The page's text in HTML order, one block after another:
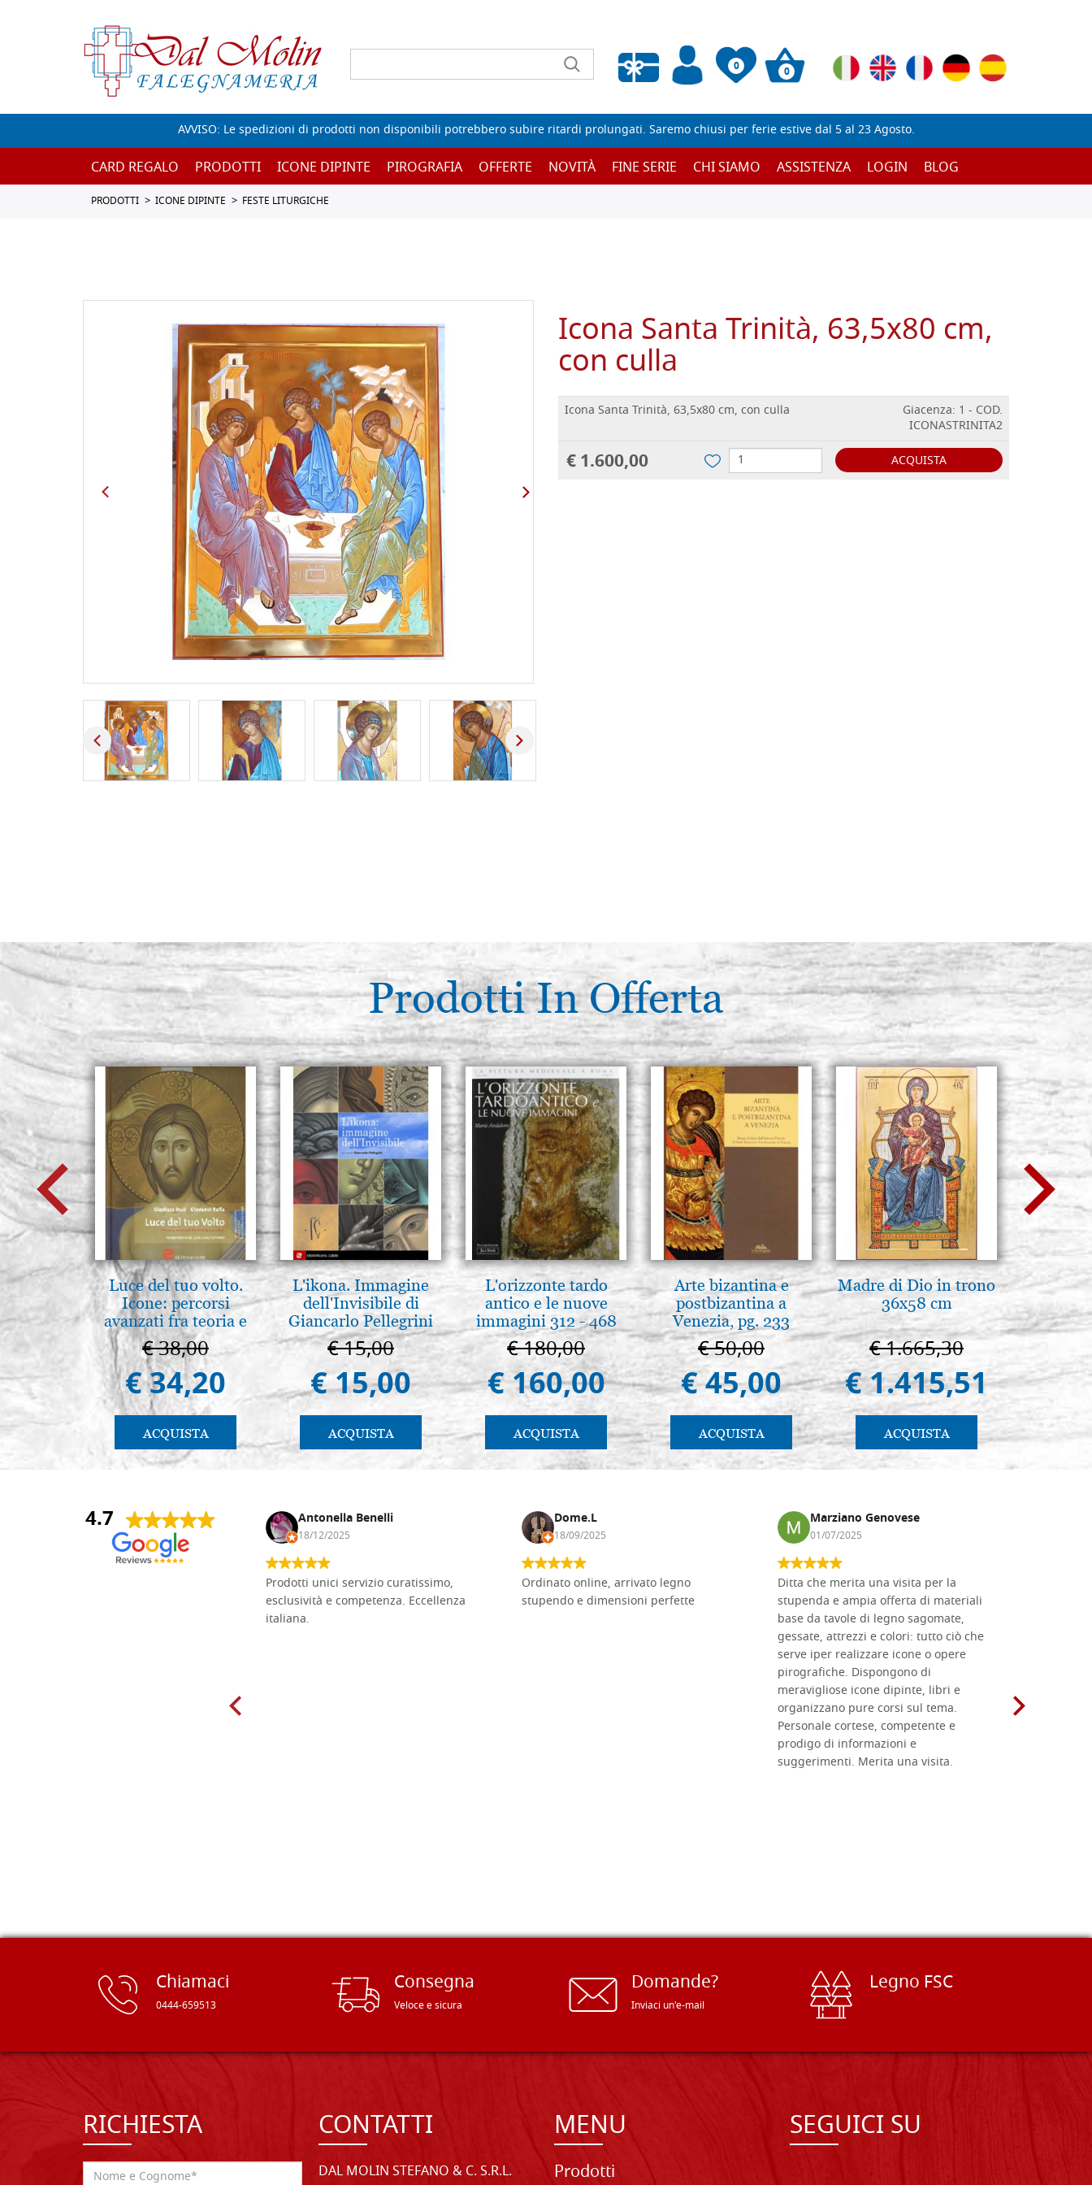
0
Wishlist vuota
0
AVVISO: Le spedizioni di prodotti non disponibili potrebbero subire ritardi prolungati. Saremo chiusi per ferie estive dal 5 al 23 Agosto.
CARD REGALO PRODOTTI ICONE DIPINTE PIROGRAFIA OFFERTE NOVITÀ FINE SERIE CHI SIAMO ASSISTENZA LOGIN BLOG
PRODOTTI ICONE DIPINTE FESTE LITURGICHE
Icona Santa Trinità, 63,5x80 cm,
con culla
Icona Santa Trinità, 63,5x80 cm, con culla
Giacenza: 1 - COD.
ICONASTRINITA2
€ 1.600,00 ACQUISTA
Prodotti In Offerta
Luce del tuo volto.
Icone: percorsi
avanzati fra teoria e
pratica. pg. 430
€ 38,00
€ 34,20
ACQUISTA
L'ikona. Immagine
dell'Invisibile di
Giancarlo Pellegrini
€ 15,00
€ 15,00
ACQUISTA
L'orizzonte tardo
antico e le nuove
immagini 312 - 468
€ 180,00
€ 160,00
ACQUISTA
Arte bizantina e
postbizantina a
Venezia, pg. 233
€ 50,00
€ 45,00
ACQUISTA
Madre di Dio in trono
36x58 cm
€ 1.665,30
€ 1.415,51
ACQUISTA
La
The
in
€
4.7
Andrea Monguzzi Antonella Benelli
18/12/2025
Prodotti unici servizio curatissimo,
esclusività e competenza. Eccellenza
italiana.
Dome.L
18/09/2025
Ordinato online, arrivato legno
stupendo e dimensioni perfette
Marziano Genovese
01/07/2025
Ditta che merita una visita per la
stupenda e ampia offerta di materiali
base da tavole di legno sagomate,
gessate, attrezzi e colori: tutto ciò che
serve iper realizzare icone o opere
pirografiche. Dispongono di
meravigliose icone dipinte, libri e
organizzano pure corsi sul tema.
Personale cortese, competente e
prodigo di informazioni e
suggerimenti. Merita una visita.
Chiamaci
0444-659513
Consegna
Veloce e sicura
Domande?
Inviaci un'e-mail
Legno FSC
RICHIESTA CONTATTI
DAL MOLIN STEFANO & C. S.R.L.
MENU
Prodotti
SEGUICI SU